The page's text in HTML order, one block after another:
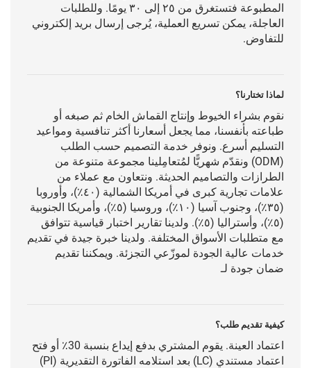
المطبوعة فتستغرق من ٢٥ إلى ٣٠ يومًا. وللطلبات
العاجلة، يمكن تسريع العملية، يُرجى إرسال بريد إلكتروني
للتفاوض.
لماذا تختارنا؟
نقوم بشراء الخيوط وإنتاج القماش الخام ثم صبغه أو
طباعته بأنفسنا، مما يجعل أسعارنا أكثر تنافسية ومواعيد
التسليم أسرع. ونوفر خدمة التصميم حسب الطلب
(ODM) ونقدّم شهريًّا لمُتعامِلينا مجموعة متنوعة من
الطرازات والتصاميم الحديثة. ونتعاون مع عملاء من
علامات تجارية كبرى في أمريكا الشمالية (٤٠٪)، وأوروبا
(٣٥٪)، وجنوب آسيا (١٠٪)، وروسيا (٥٪)، وأمريكا الجنوبية
(٥٪)، وأستراليا (٥٪). ولدينا تقارير اختبار قياسية تتوافق
مع متطلبات الأسواق المختلفة. ولدينا خبرة جيدة في تقديم
خدمات عالية الجودة لموزّعي التجزئة. ويمكننا تقديم
ضمان جودة لـ
كيفية تقديم طلب؟
اعتماد العينة. يقوم المشتري بدفع إيداع بنسبة 30٪ أو فتح
اعتماد مستندي (LC) بعد استلامه الفاتورة التقديرية (PI)